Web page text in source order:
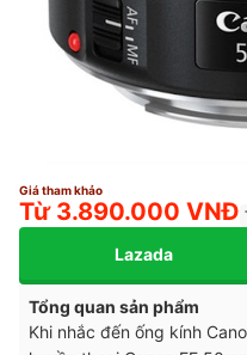
Giá tham khảo
Từ 3.890.000 VNĐ
Lazada
Tổng quan sản phẩm
Khi nhắc đến ống kính